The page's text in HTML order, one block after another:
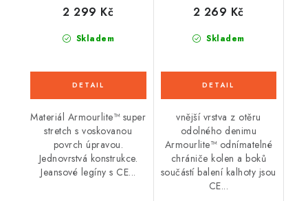
Skladem
2 299 Kč
Materiál Armourlite™ super
stretch s voskovanou
povrch úpravou.
Jednovrstvá konstrukce.
Jeansové legíny s CE...
Skladem
2 269 Kč
vnější vrstva z otěru
odolného denimu
Armourlite™ odnímatelné
chrániče kolen a boků
součástí balení kalhoty jsou
CE...